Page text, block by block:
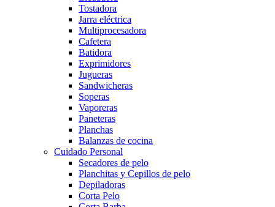
Tostadora
Jarra eléctrica
Multiprocesadora
Cafetera
Batidora
Exprimidores
Jugueras
Sandwicheras
Soperas
Vaporeras
Paneteras
Planchas
Balanzas de cocina
Cuidado Personal
Secadores de pelo
Planchitas y Cepillos de pelo
Depiladoras
Corta Pelo